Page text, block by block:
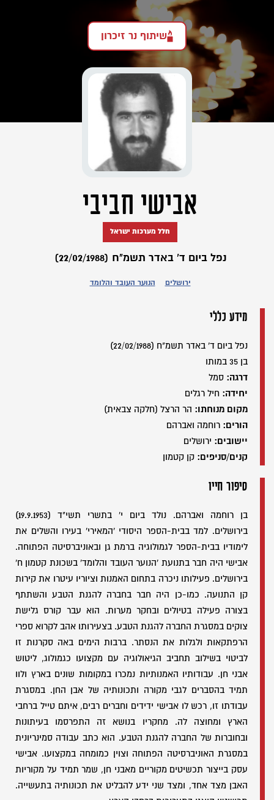
שיתוף נר זיכרון
אבישי חביבי
חלל מערכות ישראל
נפל ביום ד' באדר תשמ"ח (22/02/1988)
ירושלים הנוער העובד והלומד
מידע כללי
נפל ביום ד' באדר תשמ"ח (22/02/1988)
בן 35 במותו
דרגה: סמל
יחידה: חיל רגלים
מקום מנוחתו: הר הרצל (חלקה צבאית)
הורים: רוחמה ואברהם
יישובים: ירושלים
קנים/סניפים: קן קטמון
סיפור חייו
בן רוחמה ואברהם. נולד ביום י' בתשרי תשי"ד (19.9.1953)
בירושלים. למד בבית-הספר היסודי 'המאירי' בעירו והשלים את
לימודיו בבית-הספר לגמולוגיה ברמת גן ובאוניברסיטה הפתוחה.
אבישי היה חבר בתנועת 'הנוער העובד והלומד' בשכונת קטמון ח'
בירושלים. פעילותו ניכרה בתחום האמנות וציוריו עיטרו את קירות
קן התנועה. כמו-כן היה חבר בחברה להגנת הטבע והשתתף
בצורה פעילה בטיולים ובחקר מערות. הוא עבר קורס גלישת
צוקים במסגרת החברה להגנת הטבע. בצעירותו אהב לקרוא ספרי
הרפתקאות ולגלות את הנסתר. ברבות הימים באה סקרנות זו
לביטוי בשילוב תחביב הגיאולוגיה עם מקצועו כגמולוג, ליטוש
אבני חן. עבודותיו האמנותיות נמכרו במקומות שונים בארץ ולוו
תמיד בהסברים לגבי מקורה ותכונותיה של אבן החן. במסגרת
עבודתו זו, רכש לו אבישי ידידים וחברים רבים, איתם טייל ברחבי
הארץ ומחוצה לה. מחקריו בנושא זה התפרסמו בעיתונות
ובחוברות של החברה להגנת הטבע. הוא כתב עבודה סמינריונית
במסגרת האוניברסיטה הפתוחה וצוין כמומחה במקצועו. אבישי
עסק בייצור תכשיטים מקוריים מאבני חן, שמר תמיד על מקוריות
האבן מצד אחד, ומצד שני ידע להבליט את תכונותיה בתעשייה.